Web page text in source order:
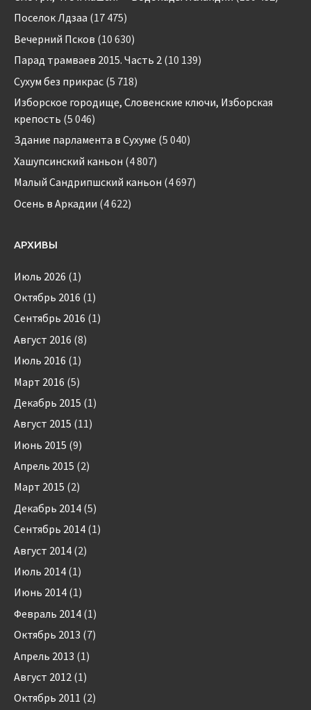
Поселок Лдзаа (17 475)
Вечерний Псков (10 630)
Парад трамваев 2015. Часть 2 (10 139)
Сухум без прикрас (5 718)
Изборское городище, Словенские ключи, Изборская
крепость (5 046)
Здание парламента в Сухуме (5 040)
Хашупсинский каньон (4 807)
Малый Сандрипшский каньон (4 697)
Осень в Аркадии (4 622)
АРХИВЫ
Июль 2026 (1)
Октябрь 2016 (1)
Сентябрь 2016 (1)
Август 2016 (8)
Июль 2016 (1)
Март 2016 (5)
Декабрь 2015 (1)
Август 2015 (11)
Июнь 2015 (9)
Апрель 2015 (2)
Март 2015 (2)
Декабрь 2014 (5)
Сентябрь 2014 (1)
Август 2014 (2)
Июль 2014 (1)
Июнь 2014 (1)
Февраль 2014 (1)
Октябрь 2013 (7)
Апрель 2013 (1)
Август 2012 (1)
Октябрь 2011 (2)